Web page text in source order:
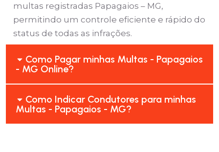
multas registradas Papagaios – MG,
permitindo um controle eficiente e rápido do
status de todas as infrações.
Como Pagar minhas Multas - Papagaios
- MG Online?
Como Indicar Condutores para minhas
Multas - Papagaios - MG?